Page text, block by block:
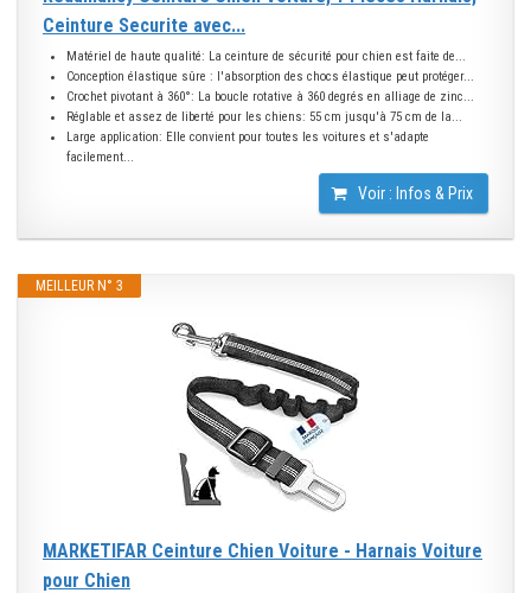
Ceinture Securite avec...
Matériel de haute qualité: La ceinture de sécurité pour chien est faite de...
Conception élastique sûre : l'absorption des chocs élastique peut protéger...
Crochet pivotant à 360°: La boucle rotative à 360 degrés en alliage de zinc...
Réglable et assez de liberté pour les chiens: 55 cm jusqu'à 75 cm de la...
Large application: Elle convient pour toutes les voitures et s'adapte
facilement...
Voir : Infos & Prix
MEILLEUR N° 3
MARKETIFAR Ceinture Chien Voiture - Harnais Voiture
pour Chien